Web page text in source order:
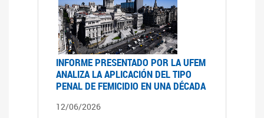
INFORME PRESENTADO POR LA UFEM
ANALIZA LA APLICACIÓN DEL TIPO
PENAL DE FEMICIDIO EN UNA DÉCADA
12/06/2026